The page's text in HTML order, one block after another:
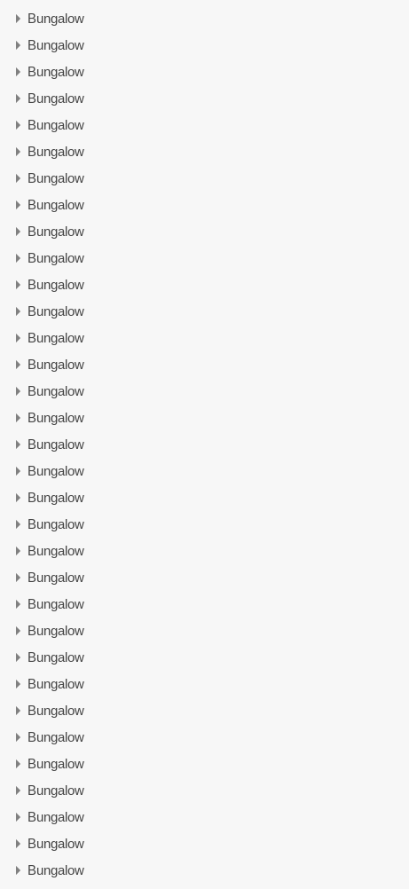
Bungalow
Bungalow
Bungalow
Bungalow
Bungalow
Bungalow
Bungalow
Bungalow
Bungalow
Bungalow
Bungalow
Bungalow
Bungalow
Bungalow
Bungalow
Bungalow
Bungalow
Bungalow
Bungalow
Bungalow
Bungalow
Bungalow
Bungalow
Bungalow
Bungalow
Bungalow
Bungalow
Bungalow
Bungalow
Bungalow
Bungalow
Bungalow
Bungalow